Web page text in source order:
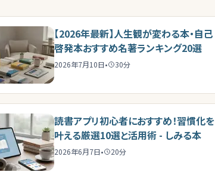
【2026年最新】人生観が変わる本・自己
啓発本おすすめ名著ランキング20選
2026年7月10日• 30分
読書アプリ初心者におすすめ！習慣化を
叶える厳選10選と活用術 - しみる本
2026年6月7日• 20分